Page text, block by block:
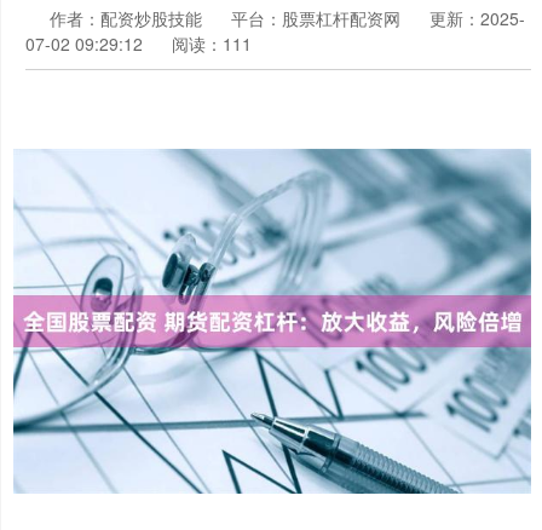
作者：配资炒股技能 平台：股票杠杆配资网
更新：2025-
07-02 09:29:12
阅读：111